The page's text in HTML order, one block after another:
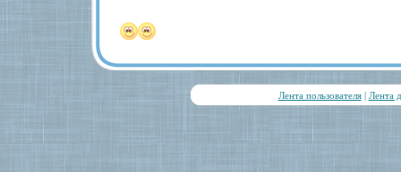
Лента пользователя| Лента